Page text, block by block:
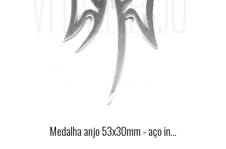
Medalha anjo 53x30mm - aço in...